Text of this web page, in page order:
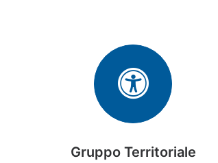
Gruppo Territoriale